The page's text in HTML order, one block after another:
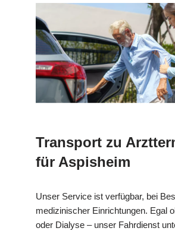
Transport zu
für Aspisheim
Unser Service ist verfügbar, bei
medizinischer Einrichtungen. Egal
oder Dialyse – unser Fahrdienst